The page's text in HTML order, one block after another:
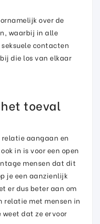
over de
waarbij in alle
contacten
die los van elkaar
toeval
relatie aangaan en
in is voor een open
mensen dat dit
je een aanzienlijk
er dus beter aan om
relatie met mensen in
dat ze ervoor